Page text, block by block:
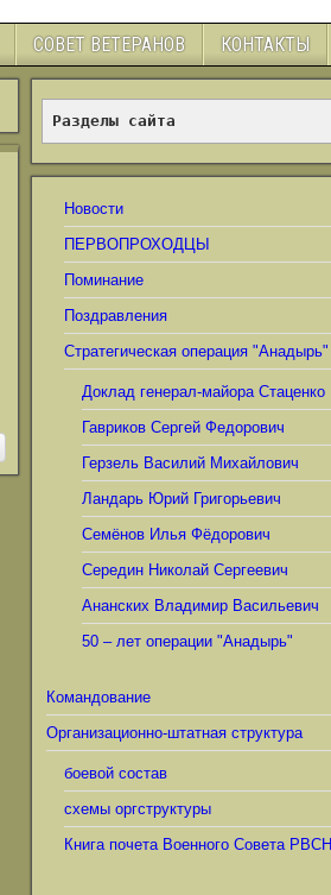
СОВЕТ ВЕТЕРАНОВ КОНТАКТЫ
Разделы сайта
Новости
ПЕРВОПРОХОДЦЫ
Поминание
Поздравления
Стратегическая операция "Анадырь"
Доклад генерал-майора Стаценко
Гавриков Сергей Федорович
Герзель Василий Михайлович
Ландарь Юрий Григорьевич
Семёнов Илья Фёдорович
Середин Николай Сергеевич
Ананских Владимир Васильевич
50 – лет операции "Анадырь"
Командование
Организационно-штатная структура
боевой состав
схемы оргструктуры
Книга почета Военного Совета РВСН